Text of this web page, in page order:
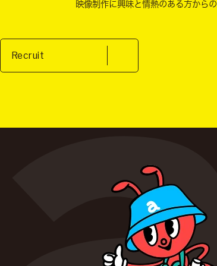
映像制作に興味と情熱のある方からの
Recruit